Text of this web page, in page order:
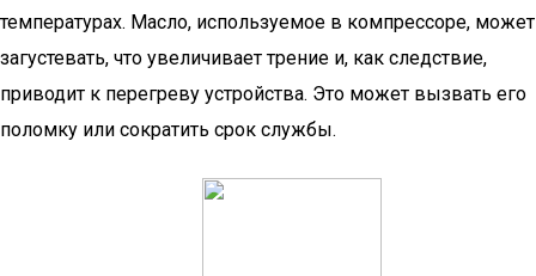
температурах. Масло, используемое в компрессоре, может
загустевать, что увеличивает трение и, как следствие,
приводит к перегреву устройства. Это может вызвать его
поломку или сократить срок службы.